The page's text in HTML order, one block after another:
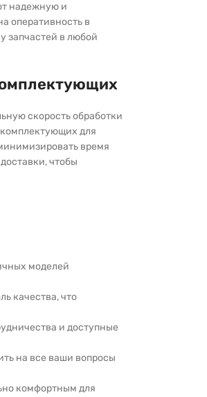
надежную и
оперативность в
запчастей в любой
скорость обработки
для
время
чтобы
моделей
качества, что
и доступные
на все ваши вопросы
комфортным для